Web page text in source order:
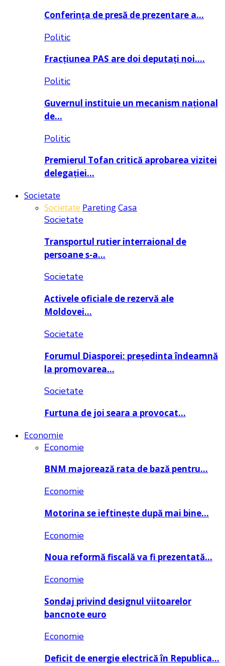
Conferința de presă de prezentare a…
Politic
Fracțiunea PAS are doi deputați noi….
Politic
Guvernul instituie un mecanism național
de…
Politic
Premierul Tofan critică aprobarea vizitei
delegației…
Societate
Societate ParetingCasa
Societate
Transportul rutier interraional de
persoane s-a…
Societate
Activele oficiale de rezervă ale
Moldovei…
Societate
Forumul Diasporei: președinta îndeamnă
la promovarea…
Societate
Furtuna de joi seara a provocat…
Economie
Economie
BNM majorează rata de bază pentru…
Economie
Motorina se ieftinește după mai bine…
Economie
Noua reformă fiscală va fi prezentată…
Economie
Sondaj privind designul viitoarelor
bancnote euro
Economie
Deficit de energie electrică în Republica…